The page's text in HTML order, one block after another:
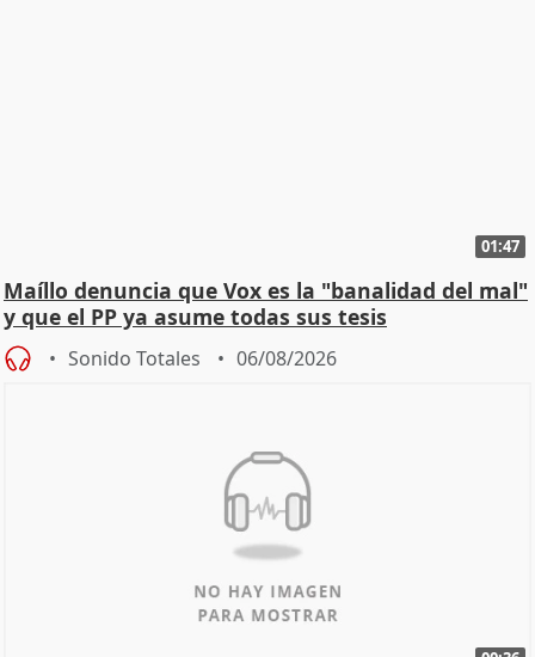
01:47
Maíllo denuncia que Vox es la "banalidad del mal"
y que el PP ya asume todas sus tesis
Sonido Totales 06/08/2026